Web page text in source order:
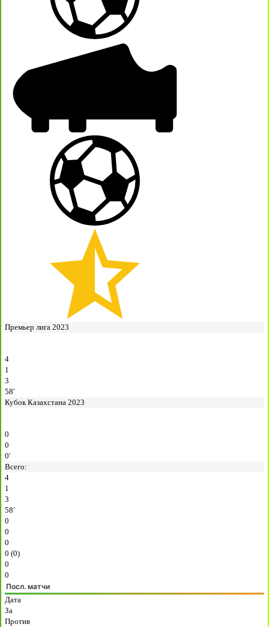
Премьер лига 2023
4
1
3
58′
Кубок Казахстана 2023
0
0
0′
Всего:
4
1
3
58′
0
0
0
0 (0)
0
0
Посл. матчи
Дата
За
Против